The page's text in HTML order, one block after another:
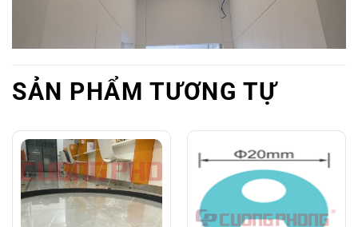
SẢN PHẨM TƯƠNG TỰ